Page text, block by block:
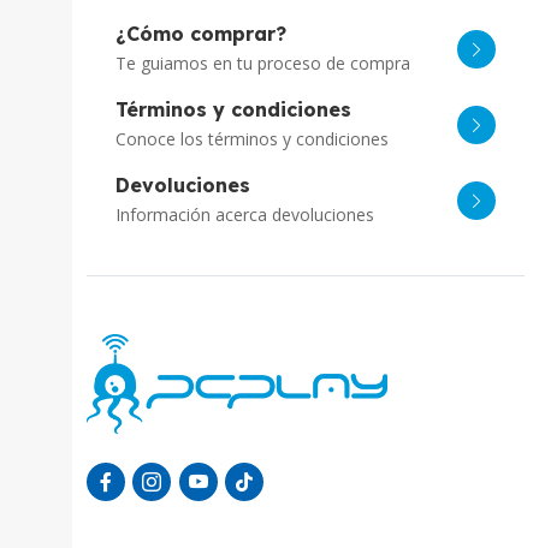
¿Cómo comprar?
Te guiamos en tu proceso de compra
Términos y condiciones
Conoce los términos y condiciones
Devoluciones
Información acerca devoluciones